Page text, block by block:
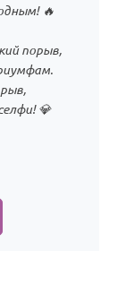
🔥
порыв,
💎